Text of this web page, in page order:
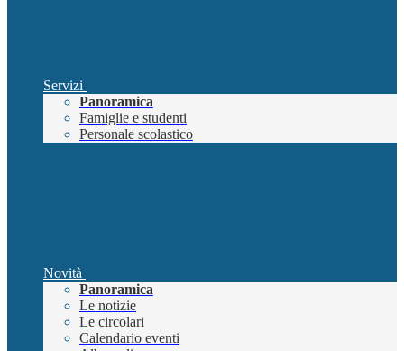
Servizi
Panoramica
Famiglie e studenti
Personale scolastico
Novità
Panoramica
Le notizie
Le circolari
Calendario eventi